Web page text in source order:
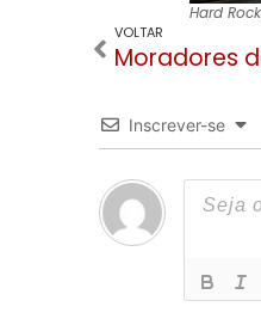
Hard
VOLTAR
Inscrever-se